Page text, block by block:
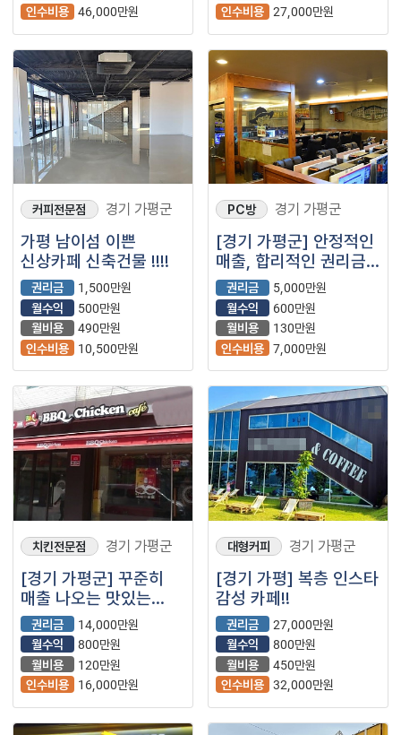
인수비용 46,000만원
인수비용 27,000만원
커피전문점 경기 가평군
가평 남이섬 이쁜
신상카페 신축건물 !!!!
권리금
1,500만원
월수익
500만원
월비용
490만원
인수비용
10,500만원
PC방 경기 가평군
[경기 가평군] 안정적인
매출, 합리적인 권리금
PC방 양도
권리금
5,000만원
월수익
600만원
월비용
130만원
인수비용 7,000만원
치킨전문점 경기 가평군
[경기 가평군] 꾸준히
매출 나오는 맛있는
치킨 프랜차이즈
권리금
14,000만원
월수익
800만원
월비용
120만원
인수비용
16,000만원
대형커피 경기 가평군
[경기 가평] 복층 인스타
감성 카페!!
권리금
27,000만원
월수익
800만원
월비용
450만원
인수비용 32,000만원